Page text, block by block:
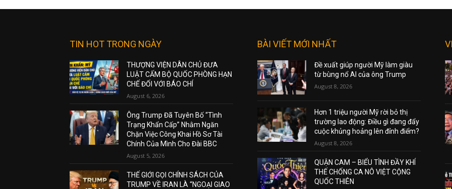
TIN HOT TRONG NGÀY
THƯỢNG VIỆN DÂN CHỦ ĐƯA
LUẬT CẤM BỘ QUỐC PHÒNG HẠN
CHẾ ĐỐI VỚI BÁO CHÍ
August 6, 2026
Ông Trump Đã Tuyên Bố “Tình
Trạng Khẩn Cấp” Nhằm Ngăn
Chặn Việc Công Khai Hồ Sơ Tài
Chính Của Mình Cho Đài BBC
August 5, 2026
THẾ GIỚI GỌI CHÍNH SÁCH CỦA
TRUMP VỀ IRAN LÀ “NGOẠI GIAO
BÀI VIẾT MỚI NHẤT
Đề xuất giúp người Mỹ làm giàu
từ bùng nổ AI của ông Trump
August 8, 2026
Hơn 1 triệu người Mỹ rời bỏ thị
trường lao động: Điều gì đang đẩy
cuộc khủng hoảng lên đỉnh điểm?
August 8, 2026
QUẬN CAM – BIỂU TÌNH ĐẦY KHÍ
THẾ CHỐNG CA NÔ VIỆT CỘNG
QUỐC THIÊN